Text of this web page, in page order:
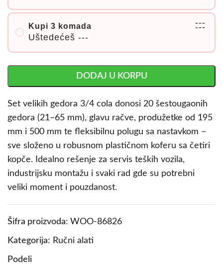
Kupi 3 komada
Uštedećeš ---
---
---
DODAJ U KORPU
Set velikih gedora 3/4 cola donosi 20 šestougaonih
gedora (21–65 mm), glavu račve, produžetke od 195
mm i 500 mm te fleksibilnu polugu sa nastavkom –
sve složeno u robusnom plastičnom koferu sa četiri
kopče. Idealno rešenje za servis teških vozila,
industrijsku montažu i svaki rad gde su potrebni
veliki moment i pouzdanost.
Šifra proizvoda: WOO-86826
Kategorija: Ručni alati
Podeli